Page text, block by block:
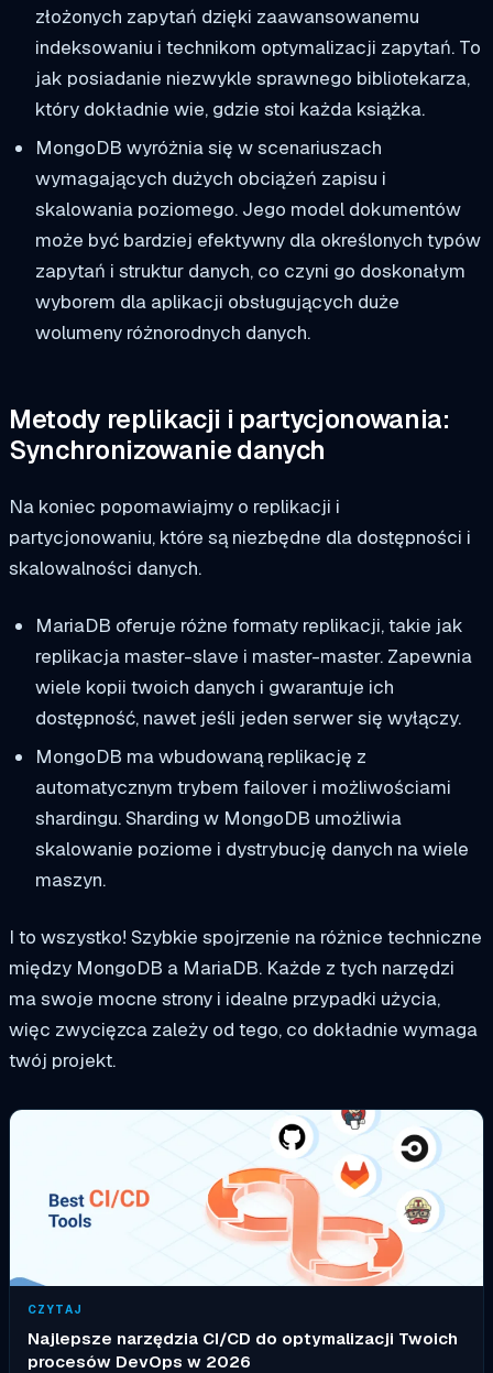
złożonych zapytań dzięki zaawansowanemu
indeksowaniu i technikom optymalizacji zapytań. To
jak posiadanie niezwykle sprawnego bibliotekarza,
który dokładnie wie, gdzie stoi każda książka.
MongoDB wyróżnia się w scenariuszach
wymagających dużych obciążeń zapisu i
skalowania poziomego. Jego model dokumentów
może być bardziej efektywny dla określonych typów
zapytań i struktur danych, co czyni go doskonałym
wyborem dla aplikacji obsługujących duże
wolumeny różnorodnych danych.
Metody replikacji i partycjonowania:
Synchronizowanie danych
Na koniec popomawiajmy o replikacji i
partycjonowaniu, które są niezbędne dla dostępności i
skalowalności danych.
MariaDB oferuje różne formaty replikacji, takie jak
replikacja master-slave i master-master. Zapewnia
wiele kopii twoich danych i gwarantuje ich
dostępność, nawet jeśli jeden serwer się wyłączy.
MongoDB ma wbudowaną replikację z
automatycznym trybem failover i możliwościami
shardingu. Sharding w MongoDB umożliwia
skalowanie poziome i dystrybucję danych na wiele
maszyn.
I to wszystko! Szybkie spojrzenie na różnice techniczne
między MongoDB a MariaDB. Każde z tych narzędzi
ma swoje mocne strony i idealne przypadki użycia,
więc zwycięzca zależy od tego, co dokładnie wymaga
twój projekt.
CZYTAJ
Najlepsze narzędzia CI/CD do optymalizacji Twoich
procesów DevOps w 2026